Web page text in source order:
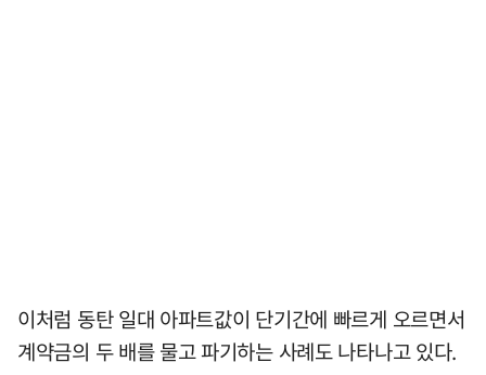
이처럼 동탄 일대 아파트값이 단기간에 빠르게 오르면서
계약금의 두 배를 물고 파기하는 사례도 나타나고 있다.